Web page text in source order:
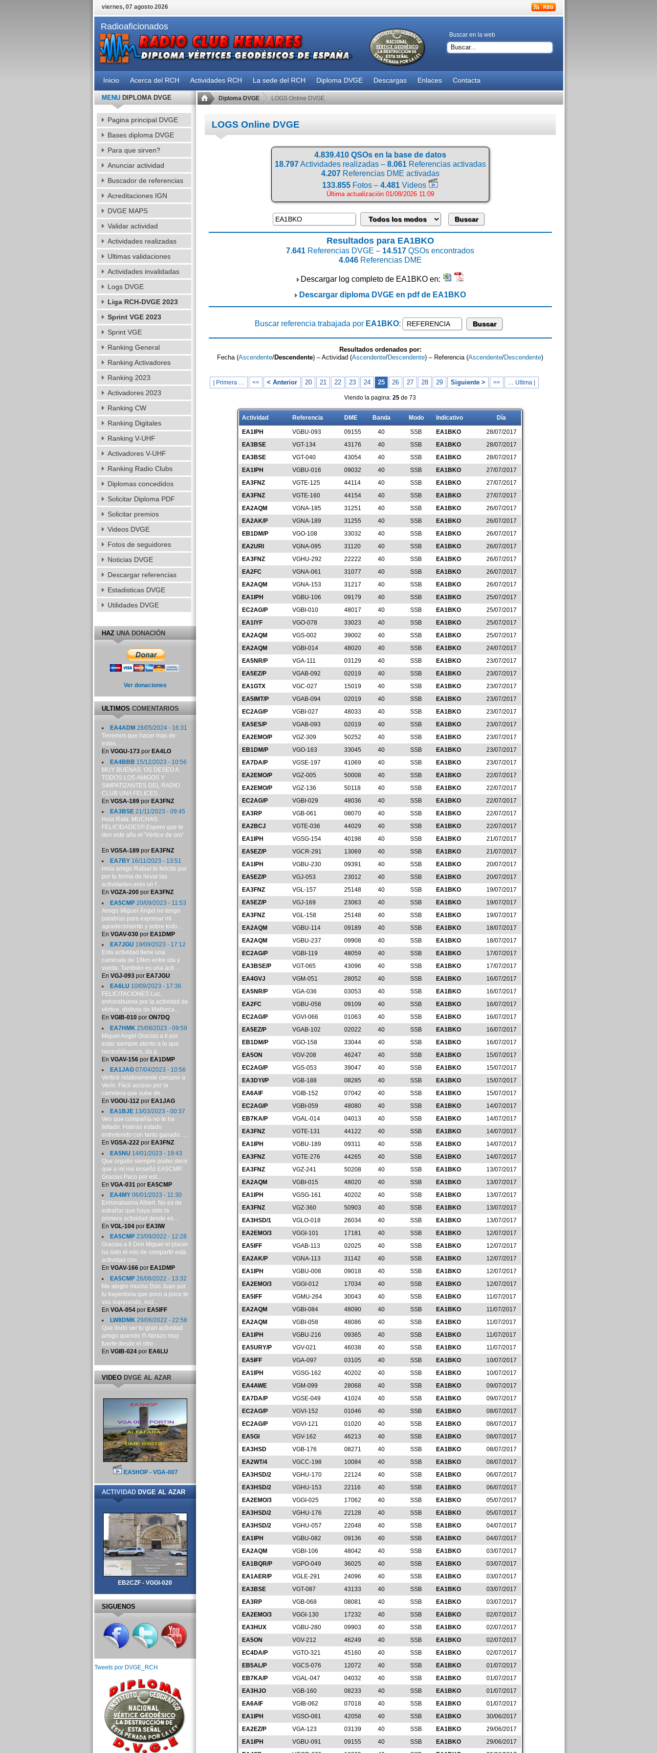
viernes, 07 agosto 2026
Radioaficionados
Buscar en la web
Inicio Acerca del RCH Actividades RCH La sede del RCH Diploma DVGE Descargas Enlaces Contacta
Diploma DVGE LOGS Online DVGE
LOGS Online DVGE
4.839.410 QSOs en la base de datos
18.797Actividades realizadas – 8.061Referencias activadas
4.207Referencias DME activadas
133.855 Fotos – 4.481 Videos
Última actualización 01/08/2026 11:09
Resultados para EA1BKO
7.641 Referencias DVGE – 14.517 QSOs encontrados
4.046Referencias DME
Descargar log completo de EA1BKO en:
Descargar diploma DVGE en pdf de EA1BKO
Buscar referencia trabajada por EA1BKO:
Resultados ordenados por:
Fecha (Ascendente/Descendente) – Actividad (Ascendente/Descendente) – Referencia (Ascendente/Descendente)
| Primera … << < Anterior 20 21 22 23 24 25 26 27 28 29 Siguiente > >> … Ultima |
Viendo la pagina: 25 de 73
Actividad Referencia DME Banda Modo Indicativo Día
EA1IPH VGBU-093 09155 40 SSB EA1BKO
28/07/2017
EA3BSE
VGT-134 43176 40 SSB EA1BKO
28/07/2017
EA3BSE
VGT-040 43054 40 SSB EA1BKO
28/07/2017
EA1IPH
VGBU-016 09032 40 SSB EA1BKO
27/07/2017
EA3FNZ
VGTE-125 44114 40 SSB EA1BKO
27/07/2017
EA3FNZ
VGTE-160 44154 40 SSB EA1BKO
27/07/2017
EA2AQM
VGNA-185 31251 40 SSB EA1BKO
26/07/2017
EA2AK/P
VGNA-189 31255 40 SSB EA1BKO
26/07/2017
EB1DM/P
VGO-108 33032 40 SSB EA1BKO
26/07/2017
EA2URI
VGNA-095 31120 40 SSB EA1BKO
26/07/2017
EA3FNZ
VGHU-292 22222 40 SSB EA1BKO
26/07/2017
EA2FC
VGNA-061 31077 40 SSB EA1BKO
26/07/2017
EA2AQM
VGNA-153 31217 40 SSB EA1BKO
26/07/2017
EA1IPH
VGBU-106 09179 40 SSB EA1BKO
25/07/2017
EC2AG/P
VGBI-010 48017 40 SSB EA1BKO
25/07/2017
EA1IYF
VGO-078 33023 40 SSB EA1BKO
25/07/2017
EA2AQM
VGS-002 39002 40 SSB EA1BKO
25/07/2017
EA2AQM
VGBI-014 48020 40 SSB EA1BKO
24/07/2017
EA5NR/P
VGA-111 03129 40 SSB EA1BKO
23/07/2017
EA5EZ/P
VGAB-092 02019 40 SSB EA1BKO
23/07/2017
EA1GTX
VGC-027 15019 40 SSB EA1BKO
23/07/2017
EA5IMT/P
VGAB-094 02019 40 SSB EA1BKO
23/07/2017
EC2AG/P
VGBI-027 48033 40 SSB EA1BKO
23/07/2017
EA5ES/P
VGAB-093 02019 40 SSB EA1BKO
23/07/2017
EA2EMO/P
VGZ-309 50252 40 SSB EA1BKO
23/07/2017
EB1DM/P
VGO-163 33045 40 SSB EA1BKO
23/07/2017
EA7DA/P
VGSE-197 41069 40 SSB EA1BKO
23/07/2017
EA2EMO/P
VGZ-005 50008 40 SSB EA1BKO
22/07/2017
EA2EMO/P
VGZ-136 50118 40 SSB EA1BKO
22/07/2017
EC2AG/P
VGBI-029 48036 40 SSB EA1BKO
22/07/2017
EA3RP
VGB-061 08070 40 SSB EA1BKO
22/07/2017
EA2BCJ
VGTE-036 44029 40 SSB EA1BKO
22/07/2017
EA1IPH
VGSG-154 40198 40 SSB EA1BKO
21/07/2017
EA5EZ/P
VGCR-291 13069 40 SSB EA1BKO
21/07/2017
EA1IPH
VGBU-230 09391 40 SSB EA1BKO
20/07/2017
EA5EZ/P
VGJ-053 23012 40 SSB EA1BKO
20/07/2017
EA3FNZ
VGL-157 25148 40 SSB EA1BKO
19/07/2017
EA5EZ/P
VGJ-169 23063 40 SSB EA1BKO
19/07/2017
EA3FNZ
VGL-158 25148 40 SSB EA1BKO
19/07/2017
EA2AQM
VGBU-114 09189 40 SSB EA1BKO
18/07/2017
EA2AQM
VGBU-237 09908 40 SSB EA1BKO
18/07/2017
EC2AG/P
VGBI-119 48059 40 SSB EA1BKO
17/07/2017
EA3BSE/P
VGT-065 43096 40 SSB EA1BKO
17/07/2017
EA4GVJ
VGM-051 28052 40 SSB EA1BKO
16/07/2017
EA5NR/P
VGA-036 03053 40 SSB EA1BKO
16/07/2017
EA2FC
VGBU-058 09109 40 SSB EA1BKO
16/07/2017
EC2AG/P
VGVI-066 01063 40 SSB EA1BKO
16/07/2017
EA5EZ/P
VGAB-102 02022 40 SSB EA1BKO
16/07/2017
EB1DM/P
VGO-158 33044 40 SSB EA1BKO
16/07/2017
EA5ON
VGV-208 46247 40 SSB EA1BKO
15/07/2017
EC2AG/P
VGS-053 39047 40 SSB EA1BKO
15/07/2017
EA3DYI/P
VGB-188 08285 40 SSB EA1BKO
15/07/2017
EA6AIF
VGIB-152 07042 40 SSB EA1BKO
15/07/2017
EC2AG/P
VGBI-059 48080 40 SSB EA1BKO
14/07/2017
EB7KA/P
VGAL-014 04013 40 SSB EA1BKO
14/07/2017
EA3FNZ
VGTE-131 44122 40 SSB EA1BKO
14/07/2017
EA1IPH
VGBU-189 09311 40 SSB EA1BKO
14/07/2017
EA3FNZ
VGTE-276 44265 40 SSB EA1BKO
14/07/2017
EA3FNZ
VGZ-241 50208 40 SSB EA1BKO
13/07/2017
EA2AQM
VGBI-015 48020 40 SSB EA1BKO
13/07/2017
EA1IPH
VGSG-161 40202 40 SSB EA1BKO
13/07/2017
EA3FNZ
VGZ-360 50903 40 SSB EA1BKO
13/07/2017
EA3HSD/1
VGLO-018 26034 40 SSB EA1BKO
13/07/2017
EA2EMO/3
VGGI-101 17181 40 SSB EA1BKO
12/07/2017
EA5IFF
VGAB-113 02025 40 SSB EA1BKO
12/07/2017
EA2AK/P
VGNA-113 31142 40 SSB EA1BKO
12/07/2017
EA1IPH
VGBU-008 09018 40 SSB EA1BKO
12/07/2017
EA2EMO/3
VGGI-012 17034 40 SSB EA1BKO
12/07/2017
EA5IFF
VGMU-264 30043 40 SSB EA1BKO
11/07/2017
EA2AQM
VGBI-084 48090 40 SSB EA1BKO
11/07/2017
EA2AQM
VGBI-058 48086 40 SSB EA1BKO
11/07/2017
EA1IPH
VGBU-216 09365 40 SSB EA1BKO
11/07/2017
EA5URY/P
VGV-021 46038 40 SSB EA1BKO
11/07/2017
EA5IFF
VGA-097 03105 40 SSB EA1BKO
10/07/2017
EA1IPH
VGSG-162 40202 40 SSB EA1BKO
10/07/2017
EA4AWE
VGM-099 28068 40 SSB EA1BKO
09/07/2017
EA7DA/P
VGSE-049 41024 40 SSB EA1BKO
09/07/2017
EC2AG/P
VGVI-152 01046 40 SSB EA1BKO
08/07/2017
EC2AG/P
VGVI-121 01020 40 SSB EA1BKO
08/07/2017
EA5GI
VGV-162 46213 40 SSB EA1BKO
08/07/2017
EA3HSD
VGB-176 08271 40 SSB EA1BKO
08/07/2017
EA2WT/4
VGCC-198 10084 40 SSB EA1BKO
08/07/2017
EA3HSD/2
VGHU-170 22124 40 SSB EA1BKO
06/07/2017
EA3HSD/2
VGHU-153 22116 40 SSB EA1BKO
06/07/2017
EA2EMO/3
VGGI-025 17062 40 SSB EA1BKO
05/07/2017
EA3HSD/2
VGHU-176 22128 40 SSB EA1BKO
05/07/2017
EA3HSD/2
VGHU-057 22048 40 SSB EA1BKO
04/07/2017
EA1IPH
VGBU-082 09136 40 SSB EA1BKO
04/07/2017
EA2AQM
VGBI-106 48042 40 SSB EA1BKO
03/07/2017
EA1BQR/P
VGPO-049 36025 40 SSB EA1BKO
03/07/2017
EA1AER/P
VGLE-291 24096 40 SSB EA1BKO
03/07/2017
EA3BSE
VGT-087 43133 40 SSB EA1BKO
03/07/2017
EA3RP
VGB-068 08081 40 SSB EA1BKO
03/07/2017
EA2EMO/3
VGGI-130 17232 40 SSB EA1BKO
02/07/2017
EA3HUX
VGBU-280 09903 40 SSB EA1BKO
02/07/2017
EA5ON
VGV-212 46249 40 SSB EA1BKO
02/07/2017
EC4DA/P
VGTO-321 45160 40 SSB EA1BKO
02/07/2017
EB5AL/P
VGCS-076 12072 40 SSB EA1BKO
01/07/2017
EB7KA/P
VGAL-047 04032 40 SSB EA1BKO
01/07/2017
EA3HJO
VGB-160 08233 40 SSB EA1BKO
01/07/2017
EA6AIF
VGIB-062 07018 40 SSB EA1BKO
01/07/2017
EA1IPH
VGSO-081 42058 40 SSB EA1BKO
30/06/2017
EA2EZ/P
VGA-123 03139 40 SSB EA1BKO
29/06/2017
EA1IPH
VGBU-091 09155 40 SSB EA1BKO
29/06/2017
MENUDIPLOMA DVGE
Pagina principal DVGE
Bases diploma DVGE
Para que sirven?
Anunciar actividad
Buscador de referencias
Acreditaciones IGN
DVGE MAPS
Validar actividad
Actividades realizadas
Ultimas validaciones
Actividades invalidadas
Logs DVGE
Liga RCH-DVGE 2023
Sprint VGE 2023
Sprint VGE
Ranking General
Ranking Activadores
Ranking 2023
Activadores 2023
Ranking CW
Ranking Digitales
Ranking V-UHF
Activadores V-UHF
Ranking Radio Clubs
Diplomas concedidos
Solicitar Diploma PDF
Solicitar premios
Videos DVGE
Fotos de seguidores
Noticias DVGE
Descargar referencias
Estadisticas DVGE
Utilidades DVGE
HAZUNA DONACIÓN
Ver donaciones
ULTIMOSCOMENTARIOS
EA4ADM 28/05/2024 - 16:31
Tenemos que hacer mas de
estas....
En VGGU-173por EA4LO
EA4BBB 15/12/2023 - 10:56
MUY BUENAS. OS DESEO A
TODOS LOS AMIGOS Y
SIMPATIZANTES DEL RADIO
CLUB UNA FELICES...
En VGSA-189por EA3FNZ
EA3BSE21/11/2023 - 09:45
Hola Rafa. MUCHAS
FELICIDADES!!! Espero que te
den este año el 'Vértice de oro'
...
En VGSA-189por EA3FNZ
EA7BY16/11/2023 - 13:51
Hola amigo Rafael:te felicito por
por tu forma de llevar las
actividades,eres un f...
En VGZA-200por EA3FNZ
EA5CMP20/09/2023 - 11:53
Amigo Miguel Ángel no tengo
palabras para expresar mi
agradecimiento y sobre todo...
En VGAV-030por EA1DMP
EA7JGU 19/09/2023 - 17:12
Esta actividad tiene una
caminata de 18km entre ida y
vuelta. También es una acti...
En VGJ-093por EA7JGU
EA6LU 10/09/2023 - 17:36
FELICITACIONES Luc,
enhorabuena por la actividad de
vértice, disfruta de Mallorca...
En VGIB-010por ON7DQ
EA7HMK 25/08/2023 - 09:59
Miguel Angel Gracias a ti por
estar siempre atento a lo que
necesitábamos, da g...
En VGAV-156por EA1DMP
EA1JAG07/04/2023 - 10:56
Vertice relativamente cercano a
Verín. Fácil acceso por la
carretera que sube de...
En VGOU-112por EA1JAG
EA1BJE13/03/2023 - 00:37
Veo que compañía no te ha
faltado. Habrás estado
entretenido con tanto ganado. ...
En VGSA-222por EA3FNZ
EA5NU 14/01/2023 - 19:43
Que orgullo siempre poder decir
que a mí me enseñó EA5CMP.
Gracias Paco por est...
En VGA-031 por EA5CMP
EA4MY06/01/2023 - 11:30
Enhorabuena Albert. No es de
extrañar que haya sido la
primera actividad desde es...
En VGL-104por EA3IW
EA5CMP23/09/2022 - 12:28
Gracias a ti Don Miguel el placer
ha sido el mío de compartir esta
actividad con ...
En VGAV-166por EA1DMP
EA5CMP26/08/2022 - 13:32
Me alegro mucho Don Juan por
tu trayectoria que poco a poco te
vas superando, incl...
En VGA-054por EA5IFF
LW8DMK29/06/2022 - 22:58
Que lindo ver tu gran actividad
amigo querido !!! Abrazo muy
fuerte desde el otro...
En VGIB-024por EA6LU
VIDEODVGE AL AZAR
EA5HOP - VGA-007
ACTIVIDADDVGE AL AZAR
EB2CZF - VGGI-020
SIGUENOS
Tweets por DVGE_RCH